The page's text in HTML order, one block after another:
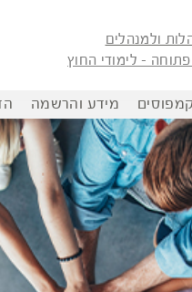
ולמנהלים
- לימודי החוץ
מידע והרשמה